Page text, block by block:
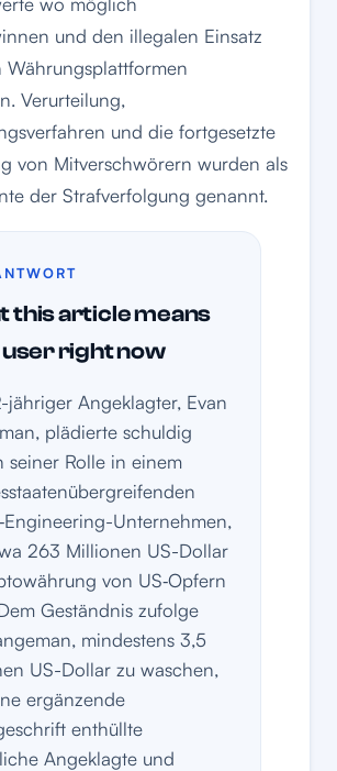
und den illegalen Einsatz
Verurteilung,
und die fortgesetzte
von Mitverschwörern wurden als
der Strafverfolgung genannt.
this article means
user right now
jähriger Angeklagter, Evan
plädierte schuldig
seiner Rolle in einem
Unternehmen,
263 Millionen US-Dollar
von US‑Opfern
Geständnis zufolge
mindestens 3,5
US-Dollar zu waschen,
ergänzende
enthüllte
Angeklagte und